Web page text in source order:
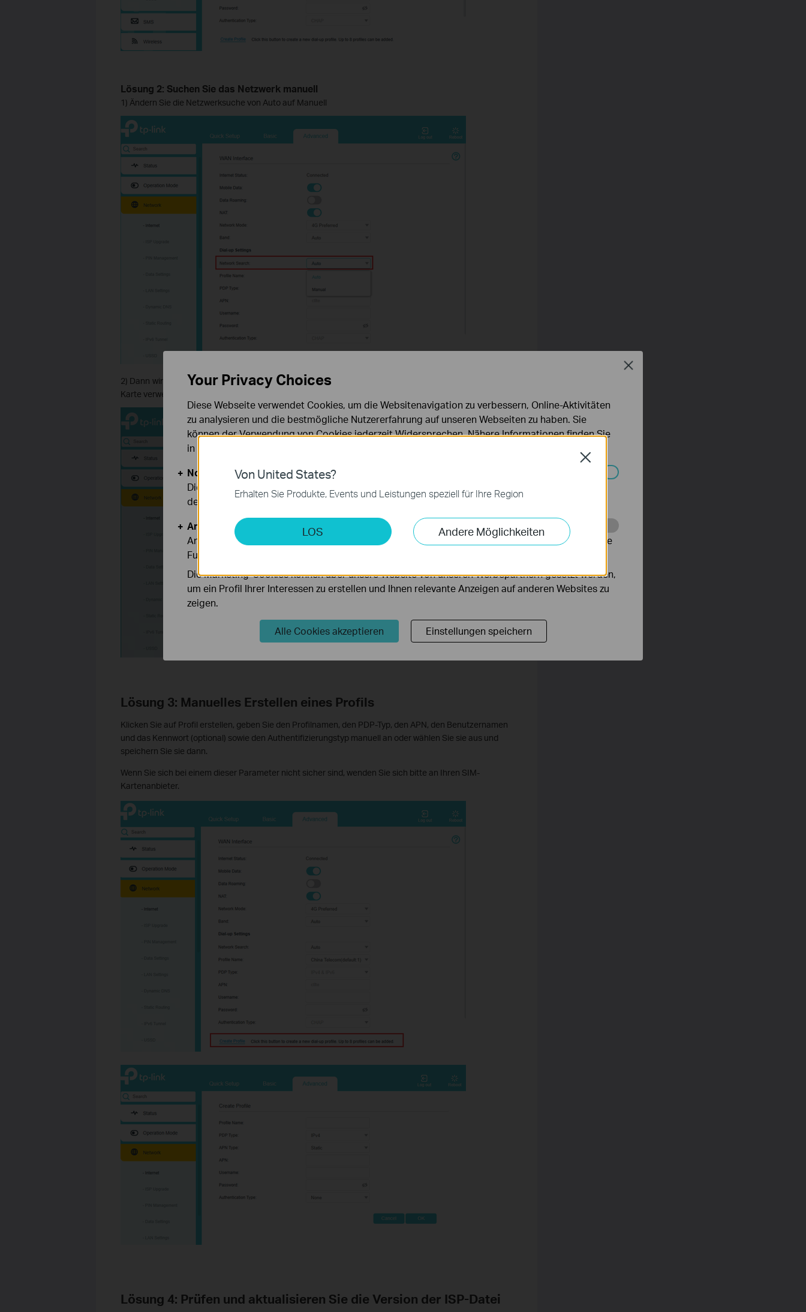
Lösung 2: Suchen Sie das Netzwerk manuell
1) Ändern Sie die Netzwerksuche von Auto auf Manuell
2) Dann wird manuell nach verfügbaren Netzen gesucht. Sie können das Netz auswählen, das Ihre SIM-
Karte verwenden soll, und dann prüfen, ob das richtige APN-Profil erkannt wird.
Lösung 3: Manuelles Erstellen eines Profils
Klicken Sie auf Profil erstellen, geben Sie den Profilnamen, den PDP-Typ, den APN, den Benutzernamen
und das Kennwort (optional) sowie den Authentifizierungstyp manuell an oder wählen Sie sie aus und
speichern Sie sie dann.
Wenn Sie sich bei einem dieser Parameter nicht sicher sind, wenden Sie sich bitte an Ihren SIM-
Kartenanbieter.
Lösung 4: Prüfen und aktualisieren Sie die Version der ISP-Datei
Von United States?
Erhalten Sie Produkte, Events und Leistungen speziell für Ihre Region
LOS Andere Möglichkeiten
Close
Your Privacy Choices
Diese Webseite verwendet Cookies, um die Websitenavigation zu verbessern, Online-Aktivitäten
zu analysieren und die bestmögliche Nutzererfahrung auf unseren Webseiten zu haben. Sie
können der Verwendung von Cookies jederzeit Widersprechen. Nähere Informationen finden Sie
in unseren
Notwendige Cookies
Diese Cookies sind zur Funktion der Website erforderlich und können in Ihren Systemen nicht
deaktiviert werden.
Analyse- und Marketing-Cookies
Analyse-Cookies ermöglichen es uns, Ihre Aktivitäten auf unserer Website zu analysieren, um die
Funktionsweise unserer Website zu verbessern und anzupassen.
Die Marketing-Cookies können über unsere Website von unseren Werbepartnern gesetzt werden,
um ein Profil Ihrer Interessen zu erstellen und Ihnen relevante Anzeigen auf anderen Websites zu
zeigen.
Alle Cookies akzeptieren Einstellungen speichern
Close